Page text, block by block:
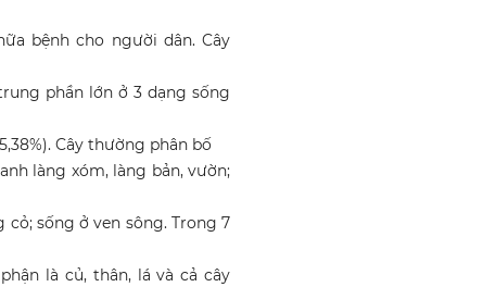
bệnh cho người dân. Cây
phần lớn ở 3 dạng sống
Cây thường phân bố
làng xóm, làng bản, vườn;
sống ở ven sông. Trong 7
là củ, thân, lá và cả cây